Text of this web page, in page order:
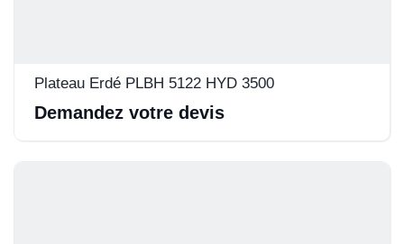
Plateau Erdé PLBH 5122 HYD 3500
Demandez votre devis